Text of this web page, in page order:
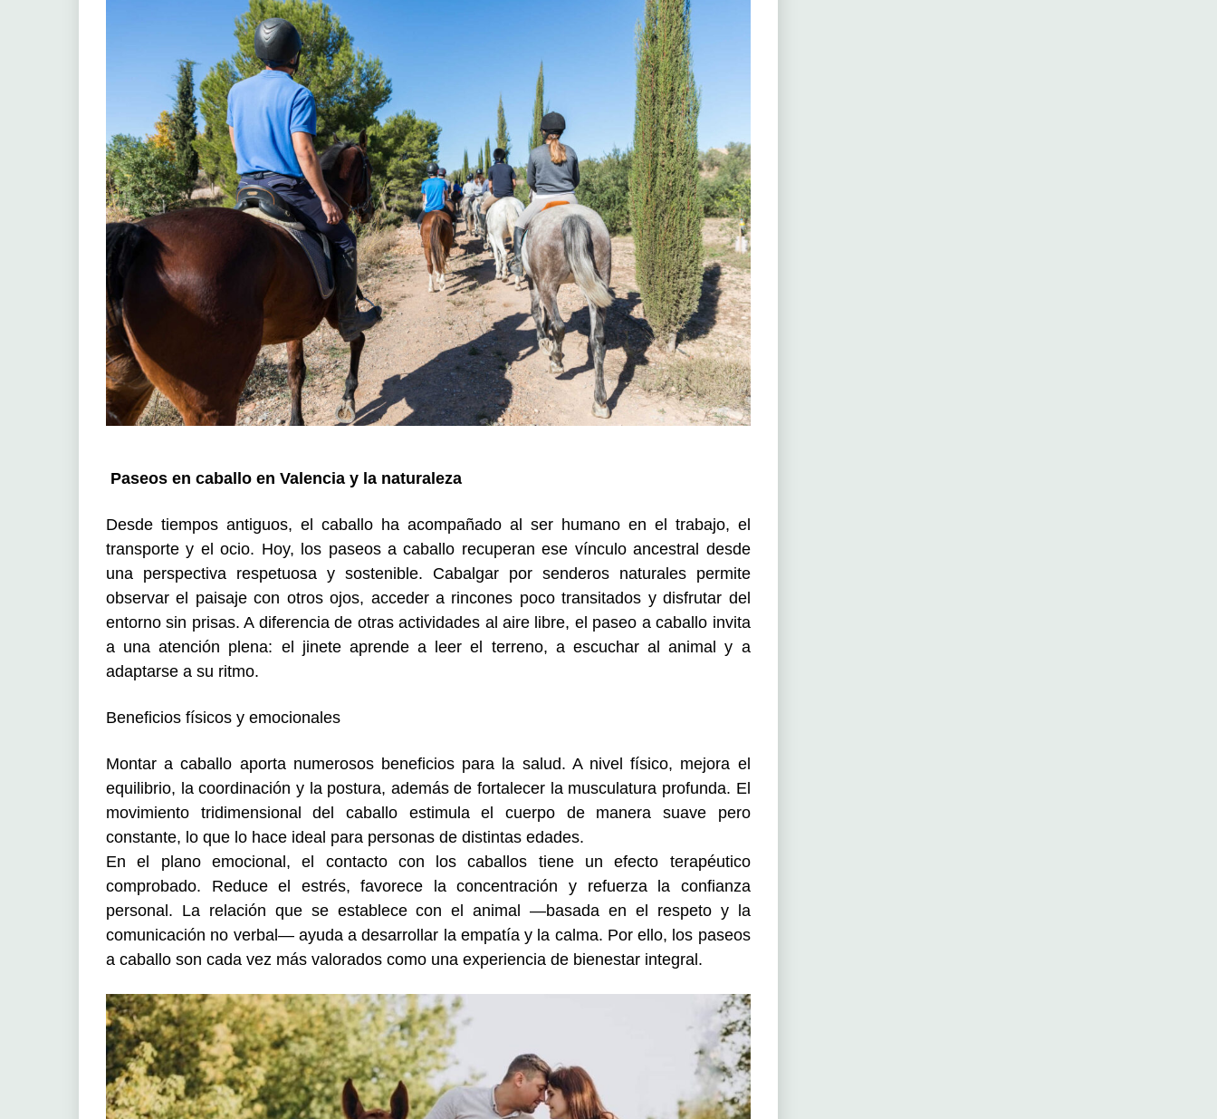
Paseos en caballo en Valencia y la naturaleza
Desde tiempos antiguos, el caballo ha acompañado al ser humano en el trabajo, el
transporte y el ocio. Hoy, los paseos a caballo recuperan ese vínculo ancestral desde
una perspectiva respetuosa y sostenible. Cabalgar por senderos naturales permite
observar el paisaje con otros ojos, acceder a rincones poco transitados y disfrutar del
entorno sin prisas. A diferencia de otras actividades al aire libre, el paseo a caballo invita
a una atención plena: el jinete aprende a leer el terreno, a escuchar al animal y a
adaptarse a su ritmo.
Beneficios físicos y emocionales
Montar a caballo aporta numerosos beneficios para la salud. A nivel físico, mejora el
equilibrio, la coordinación y la postura, además de fortalecer la musculatura profunda. El
movimiento tridimensional del caballo estimula el cuerpo de manera suave pero
constante, lo que lo hace ideal para personas de distintas edades.
En el plano emocional, el contacto con los caballos tiene un efecto terapéutico
comprobado. Reduce el estrés, favorece la concentración y refuerza la confianza
personal. La relación que se establece con el animal —basada en el respeto y la
comunicación no verbal— ayuda a desarrollar la empatía y la calma. Por ello, los paseos
a caballo son cada vez más valorados como una experiencia de bienestar integral.